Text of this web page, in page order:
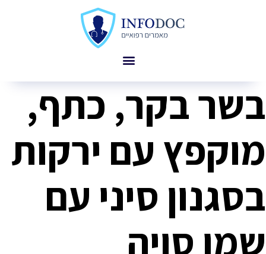
בשר בקר, כתף,
מוקפץ עם ירקות
בסגנון סיני עם
שמן סויה